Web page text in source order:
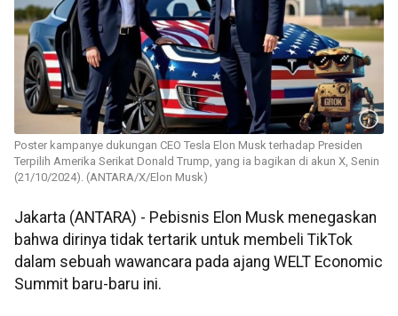
Poster kampanye dukungan CEO Tesla Elon Musk terhadap Presiden
Terpilih Amerika Serikat Donald Trump, yang ia bagikan di akun X, Senin
(21/10/2024). (ANTARA/X/Elon Musk)
Jakarta (ANTARA) - Pebisnis Elon Musk menegaskan
bahwa dirinya tidak tertarik untuk membeli TikTok
dalam sebuah wawancara pada ajang WELT Economic
Summit baru-baru ini.